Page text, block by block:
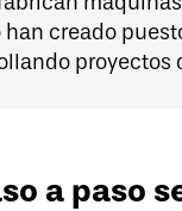
han creado
proyectos
a paso